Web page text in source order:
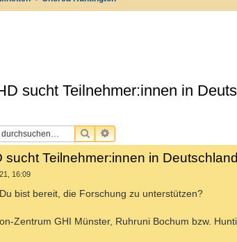
sucht Teilnehmer:innen in
SUCHEERWEITERTE SUCHE
sucht Teilnehmer:innen in Deutschland
16:09
bist bereit, die Forschung zu unterstützen?
Zentrum GHI Münster, Ruhruni Bochum bzw.